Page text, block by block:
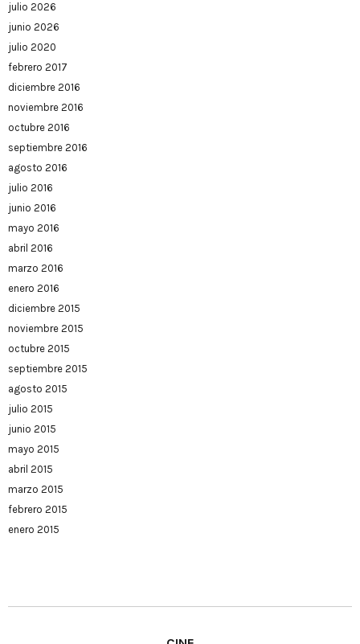
julio 2026
junio 2026
julio 2020
febrero 2017
diciembre 2016
noviembre 2016
octubre 2016
septiembre 2016
agosto 2016
julio 2016
junio 2016
mayo 2016
abril 2016
marzo 2016
enero 2016
diciembre 2015
noviembre 2015
octubre 2015
septiembre 2015
agosto 2015
julio 2015
junio 2015
mayo 2015
abril 2015
marzo 2015
febrero 2015
enero 2015